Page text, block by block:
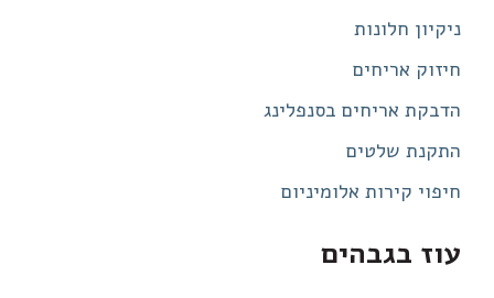
ניקיון חלונות
חיזוק אריחים
הדבקת אריחים בסנפלינג
התקנת שלטים
חיפוי קירות אלומיניום
עוז בגבהים